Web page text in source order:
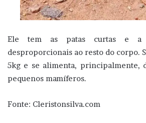
Ele tem as patas curtas e a
desproporcionais ao resto do corpo.
5kg e se alimenta, principalmente,
pequenos mamíferos.
Fonte: Cleristonsilva.com